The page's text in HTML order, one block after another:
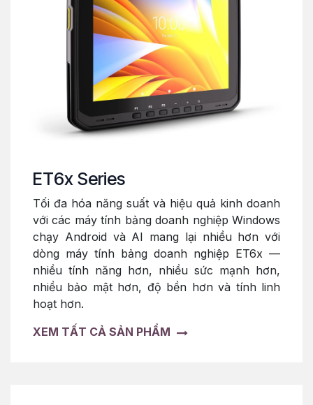
ET6x Series
Tối đa hóa năng suất và hiệu quả kinh doanh
với các máy tính bảng doanh nghiệp Windows
chạy Android và AI mang lại nhiều hơn với
dòng máy tính bảng doanh nghiệp ET6x —
nhiều tính năng hơn, nhiều sức mạnh hơn,
nhiều bảo mật hơn, độ bền hơn và tính linh
hoạt hơn.
XEM TẤT CẢ SẢN PHẨM